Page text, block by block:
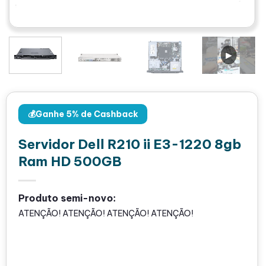
💰Ganhe 5% de Cashback
Servidor Dell R210 ii E3-1220 8gb
Ram HD 500GB
Produto semi-novo:
ATENÇÃO! ATENÇÃO! ATENÇÃO! ATENÇÃO!